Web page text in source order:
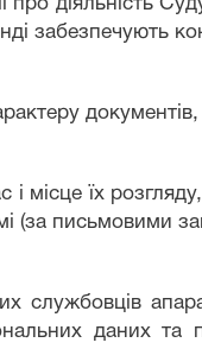
про діяльність
забезпечують
місце їх
письмовими
службовців
даних та